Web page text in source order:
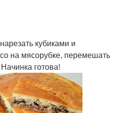
кубиками и
на мясорубке, перемешать
готова!